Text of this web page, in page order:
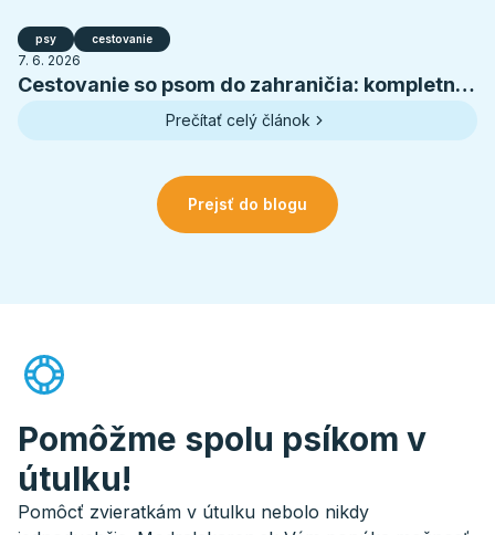
Pomôžme spolu psíkom v
útulku!
Pomôcť zvieratkám v útulku nebolo nikdy
psy cestovanie
7. 6. 2026
Cestovanie so psom do zahraničia: kompletná
príprava na letnú dovolenku
Prečítať celý článok
Prejsť do blogu